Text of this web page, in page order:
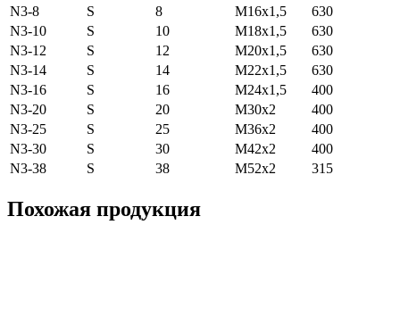
N3-8
S 8 M16x1,5
630
N3-10
S 10 M18x1,5
630
N3-12
S 12 M20x1,5
630
N3-14
S 14 M22x1,5
630
N3-16
S 16 M24x1,5
400
N3-20
S 20 M30x2
400
N3-25
S 25 M36x2
400
N3-30
S 30 M42x2
400
N3-38
S 38 M52x2 315
Похожая продукция